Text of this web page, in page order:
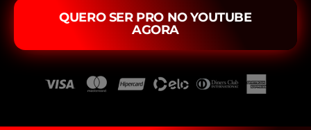
QUERO SER PRO NO YOUTUBE
AGORA